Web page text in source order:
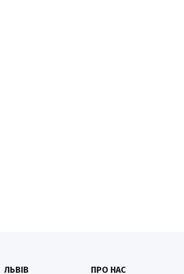
ЛЬВІВ ПРО НАС